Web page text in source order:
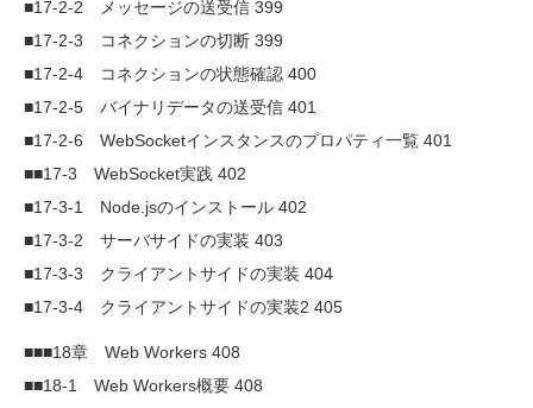
■17-2-2 メッセージの送受信 399
■17-2-3 コネクションの切断 399
■17-2-4 コネクションの状態確認 400
■17-2-5 バイナリデータの送受信 401
■17-2-6 WebSocketインスタンスのプロパティ一覧 401
■■17-3 WebSocket実践 402
■17-3-1 Node.jsのインストール 402
■17-3-2 サーバサイドの実装 403
■17-3-3 クライアントサイドの実装 404
■17-3-4 クライアントサイドの実装2 405
■■■18章 Web Workers 408
■■18-1 Web Workers概要 408